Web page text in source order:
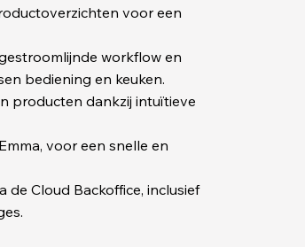
voor een
workflow en
bediening en keuken.
producten dankzij intuïtieve
voor een snelle en
de Cloud Backoffice, inclusief